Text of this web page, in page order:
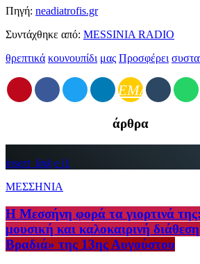
Πηγή: neadiatrofis.gr
Συντάχθηκε από: MESSINIA RADIO
θρεπτικά κουνουπίδι μας Προσφέρει
EMAIL
άρθρα
insert_link
1
ΜΕΣΣΗΝΙΑ
Η Μεσσήνη φορά τα γιορτινά
μουσική και καλοκαιρινή
Βραδιά» της 13ης Αυγούστου